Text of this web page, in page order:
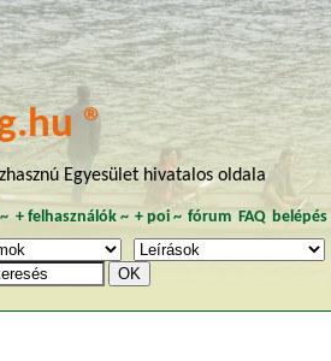
®
Egyesület hivatalos oldala
~ + felhasználók~ + poi~ fórum FAQ belépés